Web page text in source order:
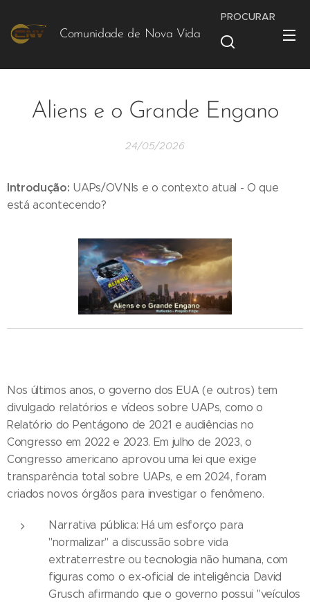
Comunidade de Nova Vida
PROCURAR
Aliens e o Grande Engano
24/05/2026
Introdução: UAPs/OVNIs e o contexto atual - O que
está acontecendo?
Nos últimos anos, o governo dos EUA (e outros) tem
divulgado relatórios e vídeos sobre UAPs, como o
Relatório do Pentágono de 2021 e audiências no
Congresso em 2022 e 2023. Em julho de 2023, o
Congresso americano aprovou uma lei que exige
transparência total sobre UAPs, e em 2024, foram
criados novos órgãos para investigar o fenômeno.
Narrativa pública: Há um esforço para
"normalizar" a discussão sobre vida
extraterrestre ou tecnologia não humana, com
figuras como o ex-oficial de inteligência David
Grusch afirmando que o governo possui "veículos